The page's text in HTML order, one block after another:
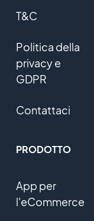
T&C
Politica della
privacy e
GDPR
Contattaci
PRODOTTO
App per
l'eCommerce